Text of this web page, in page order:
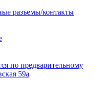
по предварительному
59а
разъемы/контакты